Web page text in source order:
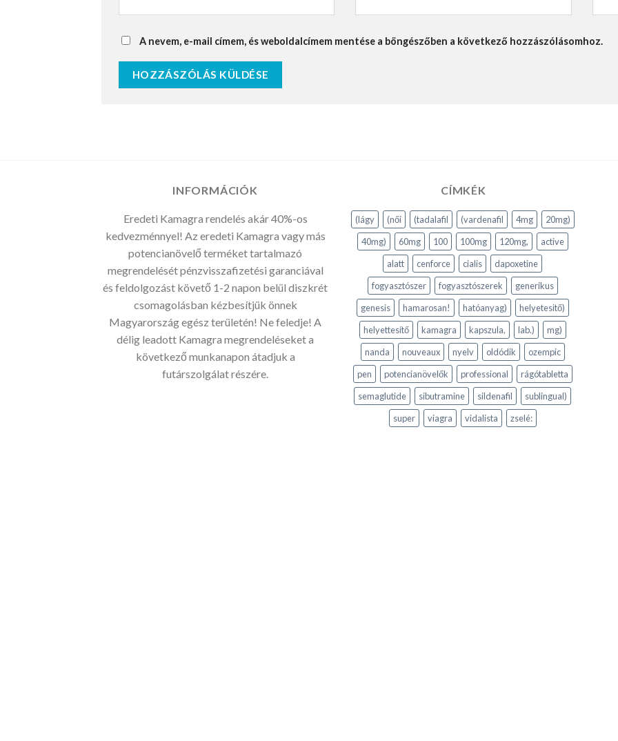
A nevem, e-mail címem, és weboldalcímem mentése a böngészőben a következő hozzászólásomhoz.
INFORMÁCIÓK
Eredeti Kamagra rendelés akár 40%-os
kedvezménnyel! Az eredeti Kamagra vagy más
potencianövelő terméket tartalmazó
megrendelését pénzvisszafizetési garanciával
és feldolgozást követő 1-2 napon belül diszkrét
csomagolásban kézbesítjük önnek
Magyarország egész területén! Ne feledje! A
délig leadott Kamagra megrendeléseket a
következő munkanapon átadjuk a
futárszolgálat részére.
CÍMKÉK
(lágy (női (tadalafil (vardenafil 4mg
20mg)
40mg)
60mg 100 100mg 120mg,
active
alatt
cenforce cialis
dapoxetine
fogyasztószer
fogyasztószerek
generikus
genesis
hamarosan! hatóanyag)
helyetesitő)
helyettesítő
kamagra kapszula, lab.)
mg)
nanda
nouveaux nyelv oldódik
ozempic
pen
potencianövelők professional
rágótabletta
semaglutide
sibutramine sildenafil
sublingual)
super
viagra vidalista zselé: